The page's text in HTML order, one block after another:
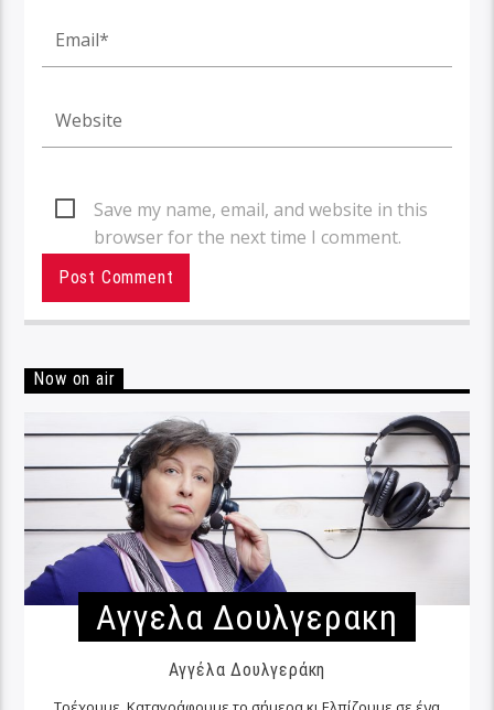
Save my name, email, and website in this
browser for the next time I comment.
Now on air
Αγγελα Δουλγερακη
Αγγέλα Δουλγεράκη